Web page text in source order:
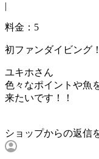
|
料金：5
初ファンダイビング
ユキホさん
色々なポイントや魚
来たいです！！
ショップからの返信